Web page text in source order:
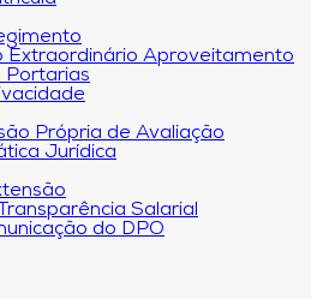
Extraordinário Aproveitamento
Portarias
Própria de Avaliação
Jurídica
Salarial
do DPO